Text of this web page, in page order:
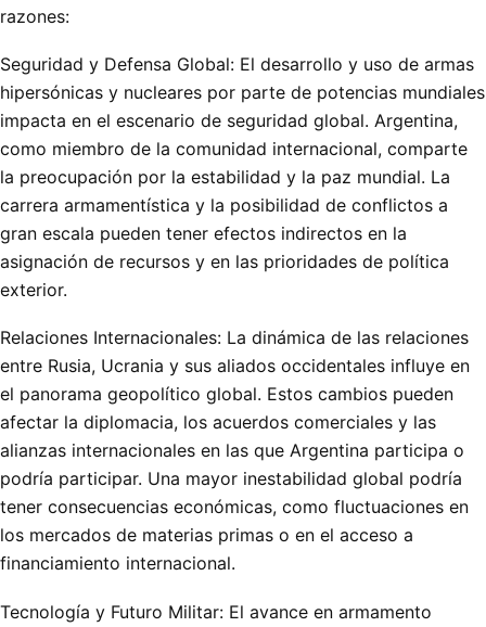
razones:
Seguridad y Defensa Global: El desarrollo y uso de armas
hipersónicas y nucleares por parte de potencias mundiales
impacta en el escenario de seguridad global. Argentina,
como miembro de la comunidad internacional, comparte
la preocupación por la estabilidad y la paz mundial. La
carrera armamentística y la posibilidad de conflictos a
gran escala pueden tener efectos indirectos en la
asignación de recursos y en las prioridades de política
exterior.
Relaciones Internacionales: La dinámica de las relaciones
entre Rusia, Ucrania y sus aliados occidentales influye en
el panorama geopolítico global. Estos cambios pueden
afectar la diplomacia, los acuerdos comerciales y las
alianzas internacionales en las que Argentina participa o
podría participar. Una mayor inestabilidad global podría
tener consecuencias económicas, como fluctuaciones en
los mercados de materias primas o en el acceso a
financiamiento internacional.
Tecnología y Futuro Militar: El avance en armamento